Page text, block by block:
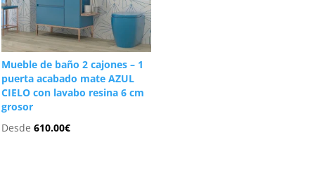
Mueble de baño 2 cajones – 1
puerta acabado mate AZUL
CIELO con lavabo resina 6 cm
grosor
Desde610.00€